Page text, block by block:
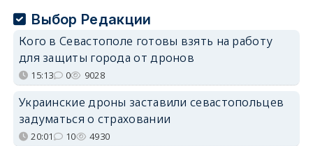
Выбор Редакции
Кого в Севастополе готовы взять на работу
для защиты города от дронов
15:13 0 9028
Украинские дроны заставили севастопольцев
задуматься о страховании
20:01 10 4930